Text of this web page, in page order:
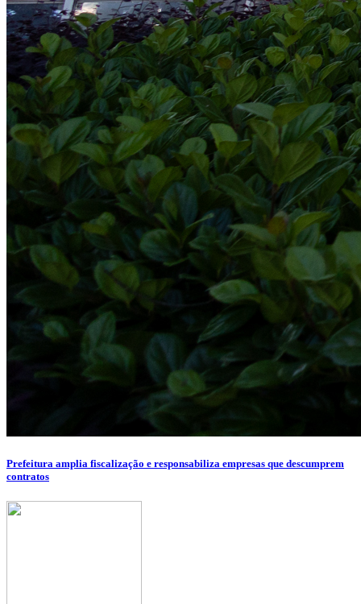
Prefeitura amplia fiscalização e responsabiliza empresas que descumprem
contratos